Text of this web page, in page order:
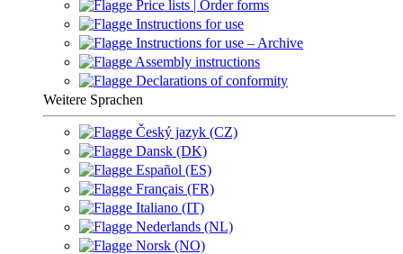
Price lists | Order forms
Instructions for use
Instructions for use – Archive
Assembly instructions
Declarations of conformity
Weitere Sprachen
Český jazyk (CZ)
Dansk (DK)
Español (ES)
Français (FR)
Italiano (IT)
Nederlands (NL)
Norsk (NO)